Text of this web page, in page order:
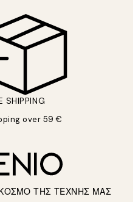
SHIPPING
over 59 €
ΤΗΣ ΤΕΧΝΗΣ ΜΑΣ